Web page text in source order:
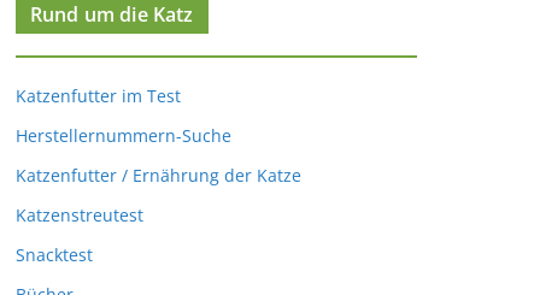
Rund um die Katz
Katzenfutter im Test
Herstellernummern-Suche
Katzenfutter / Ernährung der Katze
Katzenstreutest
Snacktest